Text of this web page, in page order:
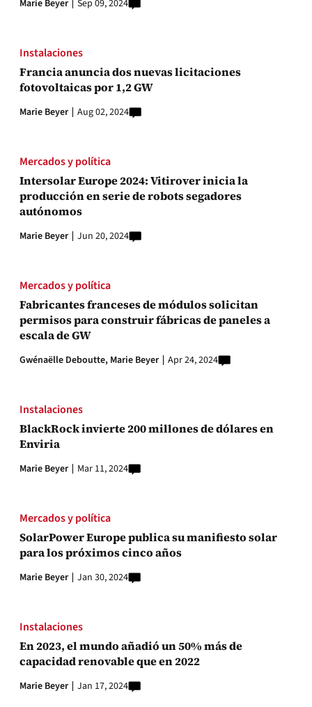
Marie Beyer Sep 09, 2024
Instalaciones
Francia anuncia dos nuevas licitaciones
fotovoltaicas por 1,2 GW
Marie Beyer Aug 02, 2024
Mercados y política
Intersolar Europe 2024: Vitirover inicia la
producción en serie de robots segadores
autónomos
Marie Beyer Jun 20, 2024
Mercados y política
Fabricantes franceses de módulos solicitan
permisos para construir fábricas de paneles a
escala de GW
Gwénaëlle Deboutte, Marie Beyer Apr 24, 2024
Instalaciones
BlackRock invierte 200 millones de dólares en
Enviria
Marie Beyer Mar 11, 2024
Mercados y política
SolarPower Europe publica su manifiesto solar
para los próximos cinco años
Marie Beyer Jan 30, 2024
Instalaciones
En 2023, el mundo añadió un 50% más de
capacidad renovable que en 2022
Marie Beyer Jan 17, 2024